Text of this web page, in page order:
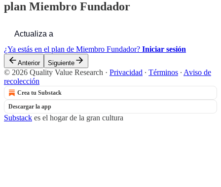
plan Miembro Fundador
Actualiza a
¿Ya estás en el plan de Miembro Fundador? Iniciar sesión
Anterior Siguiente
© 2026 Quality Value Research · Privacidad ∙ Términos ∙ Aviso de
recolección
Crea tu Substack
Descargar la app
Substack es el hogar de la gran cultura